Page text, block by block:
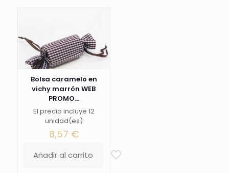
Bolsa caramelo en
vichy marrón WEB
PROMO...
El precio incluye 12
unidad(es)
8,57 €
Añadir al carrito